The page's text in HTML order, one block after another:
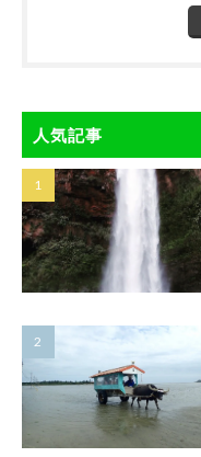
人気記事